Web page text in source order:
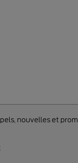
nouvelles et
.